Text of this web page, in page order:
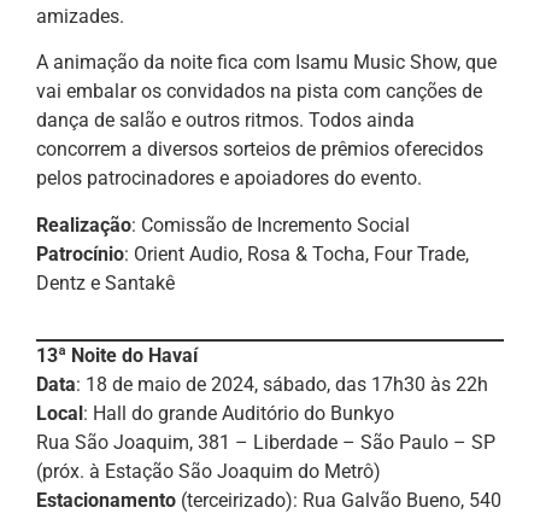
amizades.
A animação da noite fica com Isamu Music Show, que
vai embalar os convidados na pista com canções de
dança de salão e outros ritmos. Todos ainda
concorrem a diversos sorteios de prêmios oferecidos
pelos patrocinadores e apoiadores do evento.
Realização: Comissão de Incremento Social
Patrocínio: Orient Audio, Rosa & Tocha, Four Trade,
Dentz e Santakê
13ª Noite do Havaí
Data: 18 de maio de 2024, sábado, das 17h30 às 22h
Local: Hall do grande Auditório do Bunkyo
Rua São Joaquim, 381 – Liberdade – São Paulo – SP
(próx. à Estação São Joaquim do Metrô)
Estacionamento (terceirizado): Rua Galvão Bueno, 540